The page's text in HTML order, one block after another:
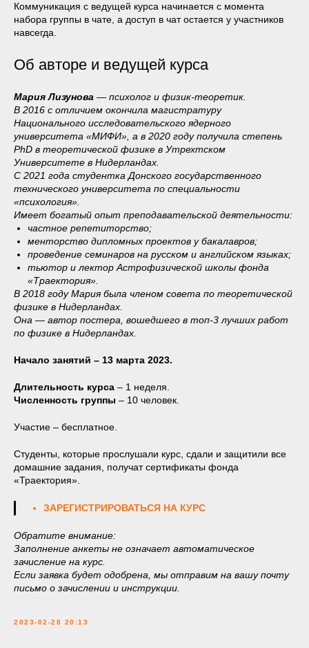
Коммуникация с ведущей курса начинается с момента
набора группы в чате, а доступ в чат остается у участников
навсегда.
Об авторе и ведущей курса
Мария Лизунова — психолог и физик-теоретик.
В 2016 с отличием окончила магистратуру
Национального исследовательского ядерного
университета «МИФИ», а в 2020 году получила степень
PhD в теоретической физике в Утрехтском
Университете в Нидерландах.
С 2021 года студентка Донского государственного
технического университета по специальности
«психология».
Имеет богатый опыт преподавательской деятельности:
частное репетиторство;
менторство дипломных проектов у бакалавров;
проведение семинаров на русском и английском языках;
тьютор и лектор Астрофизической школы фонда
«Траектория».
В 2018 году Мария была членом совета по теоретической
физике в Нидерландах.
Она — автор постера, вошедшего в топ-3 лучших работ
по физике в Нидерландах.
Начало занятий – 13 марта 2023.
Длительность курса – 1 неделя.
Численность группы – 10 человек.
Участие – бесплатное.
Студенты, которые прослушали курс, сдали и защитили все
домашние задания, получат сертификаты фонда
«Траектория».
ЗАРЕГИСТРИРОВАТЬСЯ НА КУРС
Обратите внимание:
Заполнение анкеты не означает автоматическое
зачисление на курс.
Если заявка будет одобрена, мы отправим на вашу почту
письмо о зачислении и инструкции.
2023-02-28 20:13